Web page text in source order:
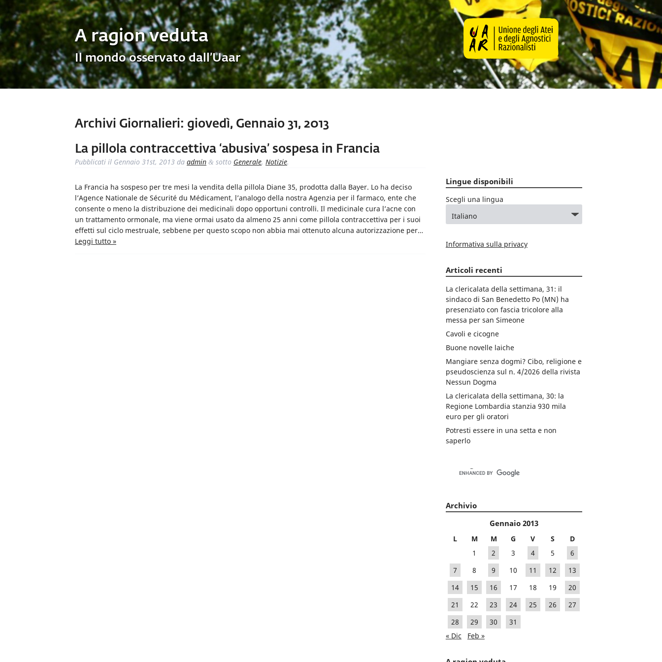
A ragion veduta
Il mondo osservato dall’Uaar
Archivi Giornalieri: giovedì, Gennaio 31, 2013
La pillola contraccettiva ‘abusiva’ sospesa in Francia
Pubblicati il Gennaio 31st, 2013 da admin & sotto Generale, Notizie.
La Francia ha sospeso per tre mesi la vendita della pillola Diane 35, prodotta dalla Bayer. Lo ha deciso
l’Agence Nationale de Sécurité du Médicament, l’analogo della nostra Agenzia per il farmaco, ente che
consente o meno la distribuzione dei medicinali dopo opportuni controlli. Il medicinale cura l’acne con
un trattamento ormonale, ma viene ormai usato da almeno 25 anni come pillola contraccettiva per i suoi
effetti sul ciclo mestruale, sebbene per questo scopo non abbia mai ottenuto alcuna autorizzazione per…
Leggi tutto »
Lingue disponibili
Scegli una lingua
Informativa sulla privacy
Articoli recenti
La clericalata della settimana, 31: il
sindaco di San Benedetto Po (MN) ha
presenziato con fascia tricolore alla
messa per san Simeone
Cavoli e cicogne
Buone novelle laiche
Mangiare senza dogmi? Cibo, religione e
pseudoscienza sul n. 4/2026 della rivista
Nessun Dogma
La clericalata della settimana, 30: la
Regione Lombardia stanzia 930 mila
euro per gli oratori
Potresti essere in una setta e non
saperlo
Archivio
Gennaio 2013
L M M G V S
D
1
2 3 4 5
6
7
8 9 10 11 12
13
14
15 16 17 18 19
20
21
22 23 24 25 26
27
28
29 30
31
« Dic
Feb »